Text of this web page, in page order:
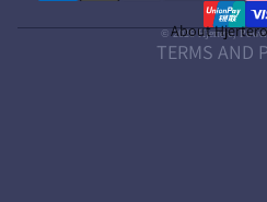
About Hjertero
© 2026Hjertero,
TERMS AND